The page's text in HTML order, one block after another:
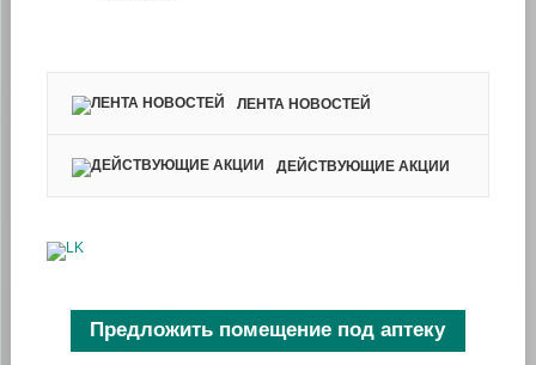
ЛЕНТА НОВОСТЕЙ
ДЕЙСТВУЮЩИЕ АКЦИИ
Предложить помещение под аптеку